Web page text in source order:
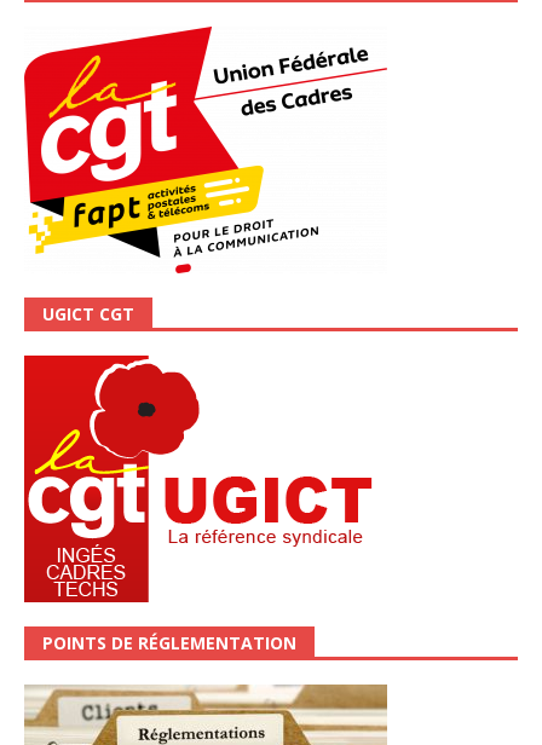
UGICT CGT
POINTS DE RÉGLEMENTATION